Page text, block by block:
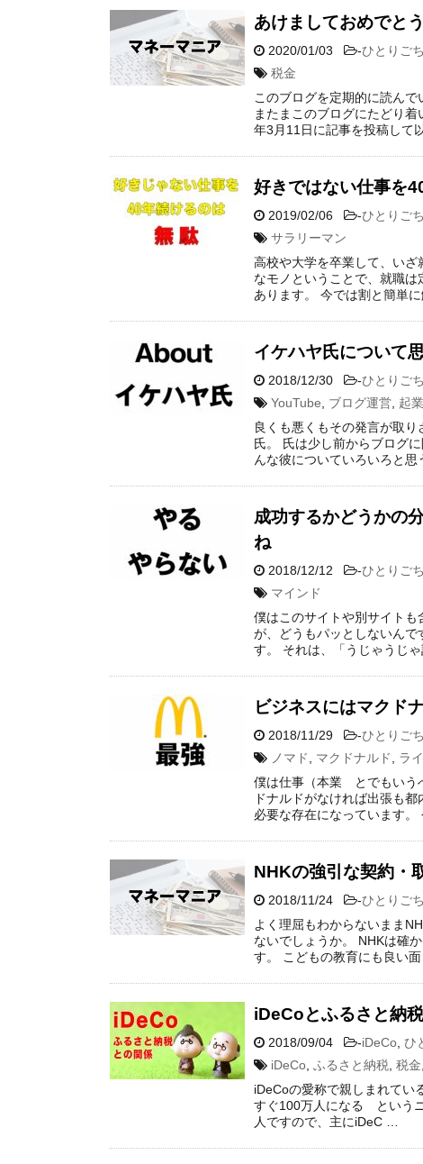
あけましておめでと
2020/01/03 -ひとりごち
税金
このブログを定期的に読ん
またまこのブログにたどり
年3月11日に記事を投稿して
好きではない仕事を
2019/02/06 -ひとりごち
サラリーマン
高校や大学を卒業して、いざ
なモノということで、就職
あります。 今では割と簡単
イケハヤ氏について
2018/12/30 -ひとりごち
YouTube
ブログ運営 起業
良くも悪くもその発言が取
氏。 氏は少し前からブログ
んな彼についていろいろと思
成功するかどうかの
ね
2018/12/12 -ひとりごち
マインド
僕はこのサイトや別サイト
が、どうもパッとしないんで
す。 それは、「うじゃうじ
ビジネスにはマクド
2018/11/29 -ひとりごち
ノマド
マクドナルド
ラ
僕は仕事（本業 とでもいう
ドナルドがなければ出張も
必要な存在になっています。
NHKの強引な契約・
2018/11/24 -ひとりごち
よく理屈もわからないまま
ないでしょうか。 NHKは確
す。 こどもの教育にも良い
iDeCoとふるさと納
2018/09/04 -iDeCo ひ
iDeCo ふるさと納税 税金
iDeCoの愛称で親しまれてい
すぐ100万人になる という
人ですので、主にiDeC …